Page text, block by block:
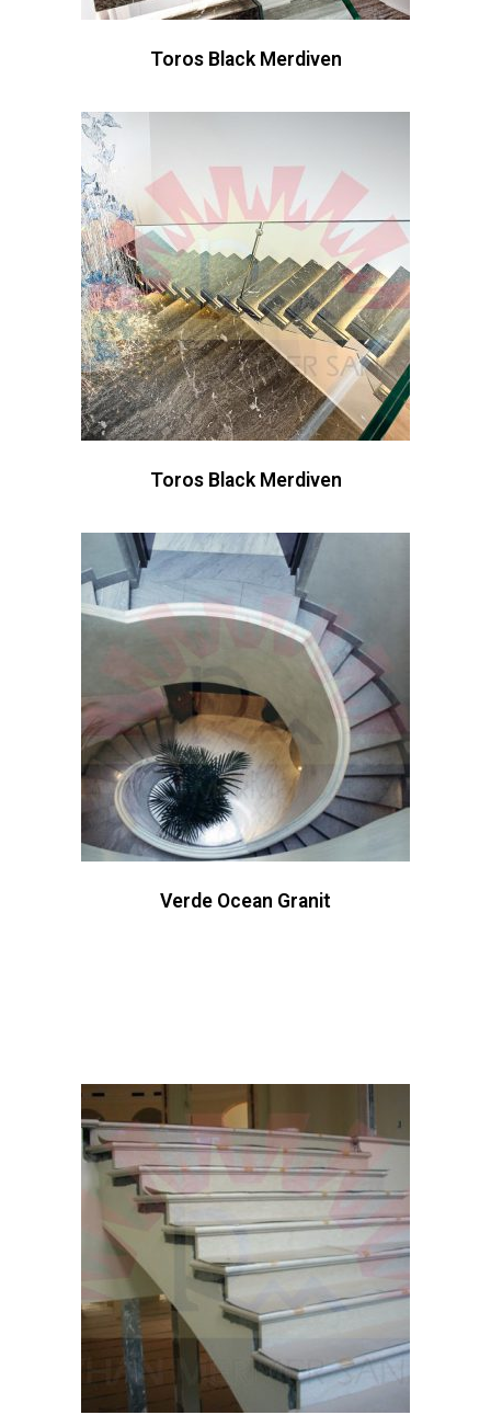
Toros Black Merdiven
Toros Black Merdiven
Verde Ocean Granit